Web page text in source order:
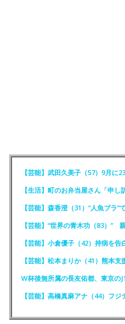
【芸能】武田久美子（57）9月に
【芸能】森香澄（31）“人魚ブラ”
【芸能】“世界の青木功（83）”
【芸能】高橋真麻アナ（44）フ